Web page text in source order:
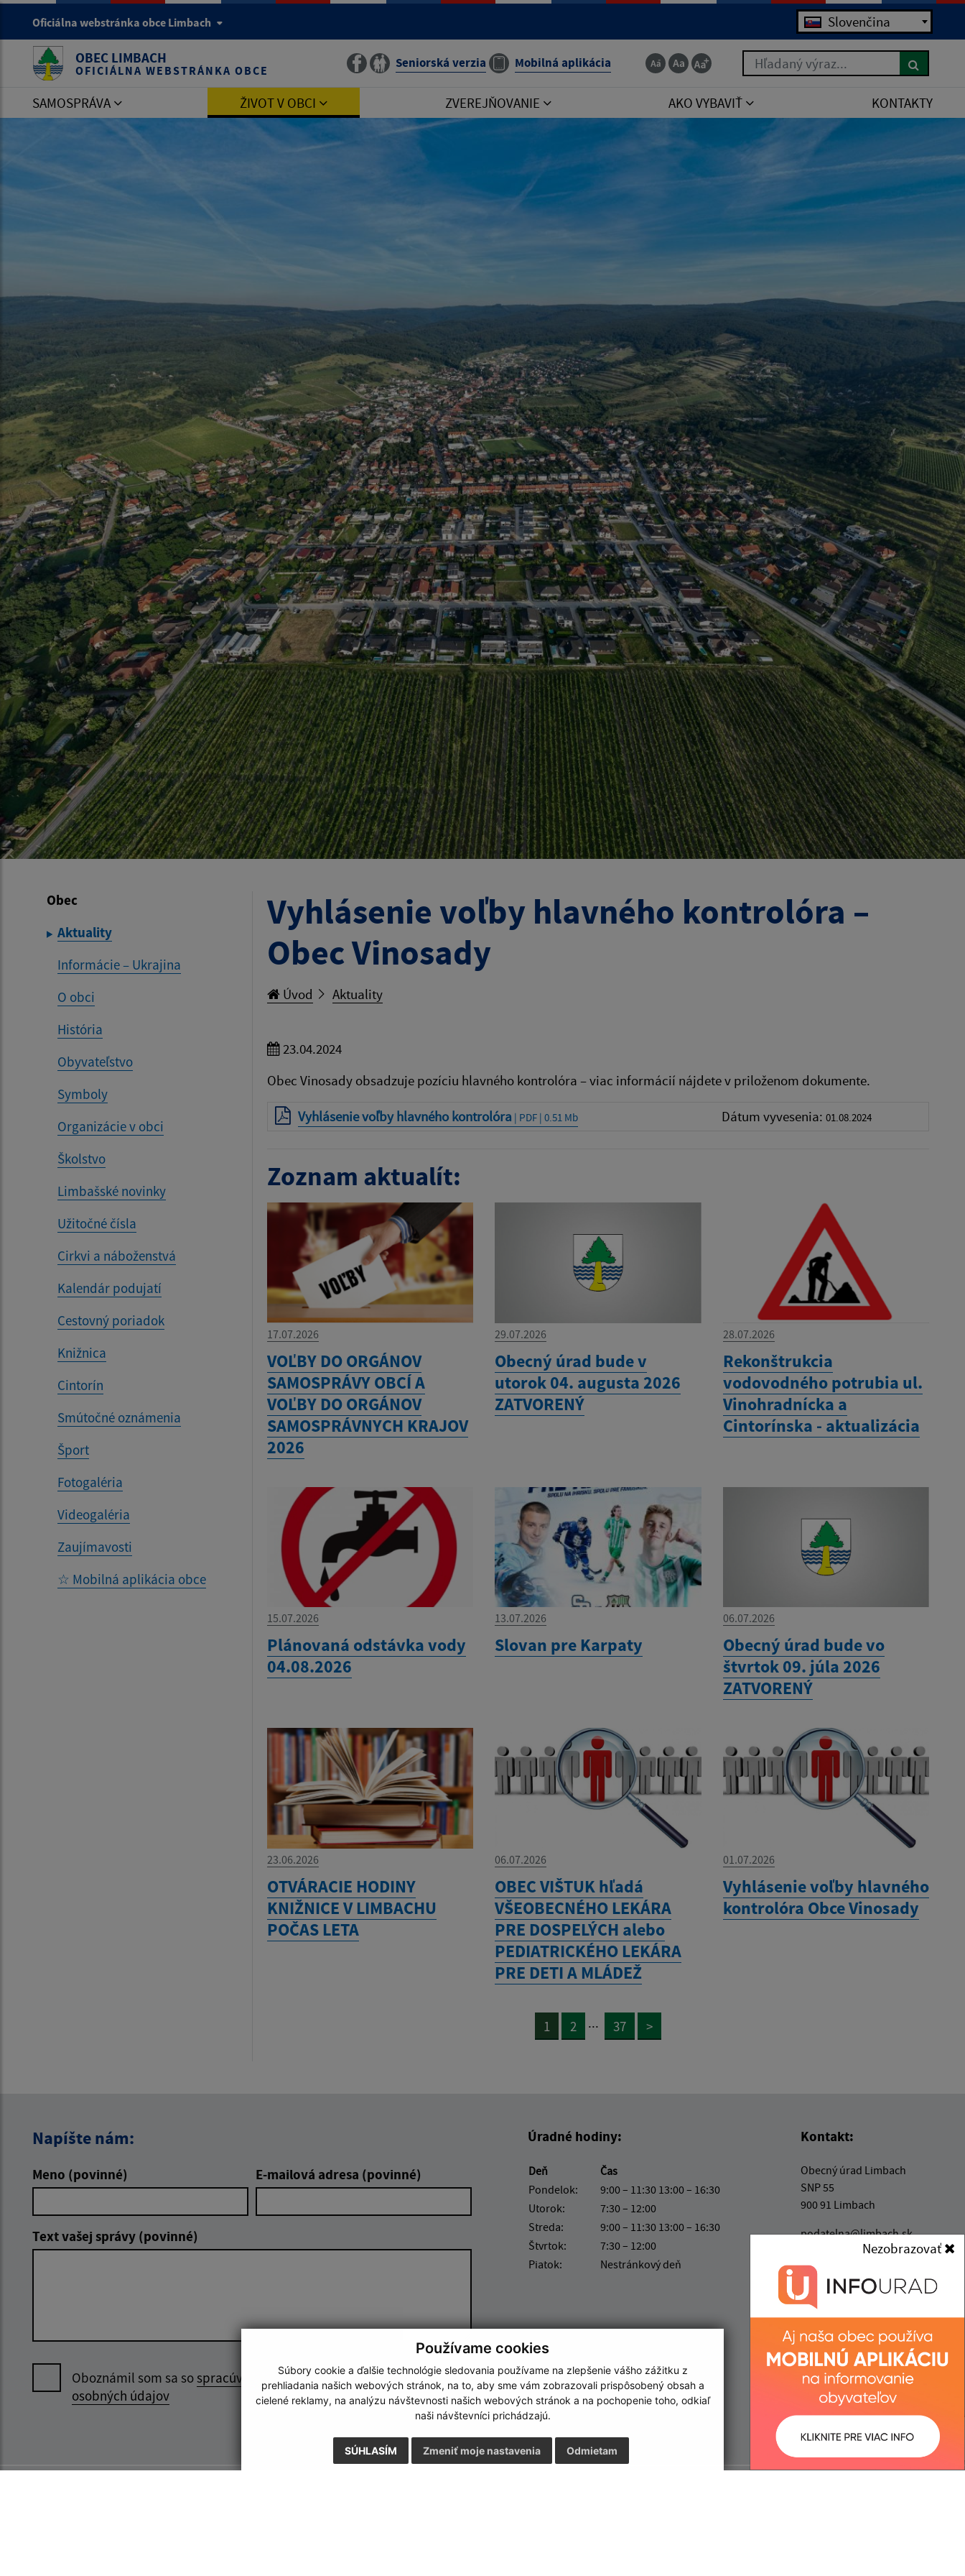
Používame cookies
Súbory cookie a ďalšie technológie sledovania používame na zlepšenie vášho zážitku z
prehliadania našich webových stránok, na to, aby sme vám zobrazovali prispôsobený obsah a
cielené reklamy, na analýzu návštevnosti našich webových stránok a na pochopenie toho, odkiaľ
naši návštevníci prichádzajú.
SÚHLASÍM Odmietam
Zmeniť moje nastavenia
Oficiálna webstránka obce Limbach Jazyk Slovenčina
OBEC LIMBACH
OFICIÁLNA WEBSTRÁNKA OBCE Seniorská verzia Mobilná aplikácia Hľadaný výraz...
SAMOSPRÁVA ŽIVOT V OBCI ZVEREJŇOVANIE AKO VYBAVIŤ KONTAKTY
Obec
Aktuality
Informácie – Ukrajina
O obci
História
Obyvateľstvo
Symboly
Organizácie v obci
Školstvo
Limbašské novinky
Užitočné čísla
Cirkvi a náboženstvá
Kalendár podujatí
Cestovný poriadok
Knižnica
Cintorín
Smútočné oznámenia
Šport
Fotogaléria
Videogaléria
Zaujímavosti
☆ Mobilná aplikácia obce
Vyhlásenie voľby hlavného kontrolóra –
Obec Vinosady
Úvod Aktuality
23.04.2024
Obec Vinosady obsadzuje pozíciu hlavného kontrolóra – viac informácií nájdete v priloženom dokumente.
Vyhlásenie voľby hlavného kontrolóra | PDF | 0.51 Mb Dátum vyvesenia: 01.08.2024
Zoznam aktualít:
17.07.2026
VOĽBY DO ORGÁNOV
SAMOSPRÁVY OBCÍ A
VOĽBY DO ORGÁNOV
SAMOSPRÁVNYCH KRAJOV
2026
29.07.2026
Obecný úrad bude v
utorok 04. augusta 2026
ZATVORENÝ
28.07.2026
Rekonštrukcia
vodovodného potrubia ul.
Vinohradnícka a
Cintorínska - aktualizácia
15.07.2026
Plánovaná odstávka vody
04.08.2026
13.07.2026
Slovan pre Karpaty
06.07.2026
Obecný úrad bude vo
štvrtok 09. júla 2026
ZATVORENÝ
23.06.2026
OTVÁRACIE HODINY
KNIŽNICE V LIMBACHU
POČAS LETA
06.07.2026
OBEC VIŠTUK hľadá
VŠEOBECNÉHO LEKÁRA
PRE DOSPELÝCH alebo
PEDIATRICKÉHO LEKÁRA
PRE DETI A MLÁDEŽ
01.07.2026
Vyhlásenie voľby hlavného
kontrolóra Obce Vinosady
1 2 ... 37 >
Napíšte nám:
Meno (povinné) E-mailová adresa (povinné)
Text vašej správy (povinné)
Oboznámil som sa sospracúvaním
osobných údajov
Google reCaptcha Response
Odoslať správu
Úradné hodiny:
Deň
Čas
Pondelok:
9:00 – 11:30 13:00 – 16:30
Utorok:
7:30 – 12:00
Streda:
9:00 – 11:30 13:00 – 16:30
Štvrtok:
7:30 – 12:00
Piatok:
Nestránkový deň
Kontakt:
Obecný úrad Limbach
SNP 55
900 91 Limbach
podatelna@limbach.sk
+421 33 647 72 42
IČO: 00 304 891
Nezobrazovať